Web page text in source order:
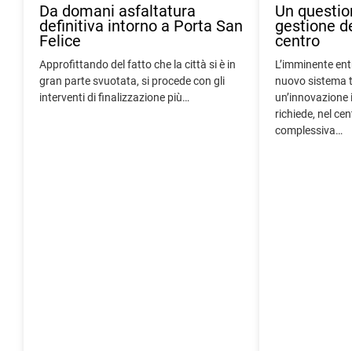
Da domani asfaltatura
definitiva intorno a Porta San
Felice
Approfittando del fatto che la città si è in
gran parte svuotata, si procede con gli
interventi di finalizzazione più…
Un
gestione
centro
L’imminente
nuovo sistema
richiede, nel
complessiva…